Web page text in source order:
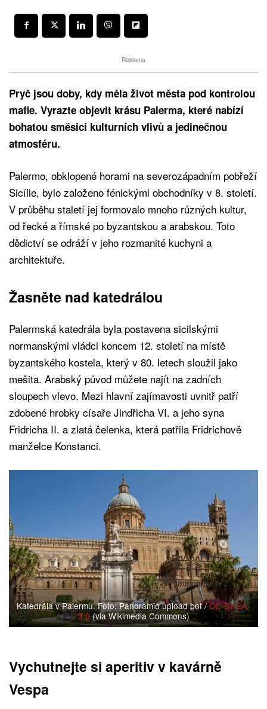
Reklama
Pryč jsou doby, kdy měla život města pod kontrolou
mafie. Vyrazte objevit krásu Palerma, které nabízí
bohatou směsici kulturních vlivů a jedinečnou
atmosféru.
Palermo, obklopené horami na severozápadním pobřeží
Sicílie, bylo založeno fénickými obchodníky v 8. století.
V průběhu staletí jej formovalo mnoho různých kultur,
od řecké a římské po byzantskou a arabskou. Toto
dědictví se odráží v jeho rozmanité kuchyni a
architektuře.
Žasněte nad katedrálou
Palermská katedrála byla postavena sicilskými
normanskými vládci koncem 12. století na místě
byzantského kostela, který v 80. letech sloužil jako
mešita. Arabský původ můžete najít na zadních
sloupech vlevo. Mezi hlavní zajímavosti uvnitř patří
zdobené hrobky císaře Jindřicha VI. a jeho syna
Fridricha II. a zlatá čelenka, která patřila Fridrichově
manželce Konstanci.
Katedrála v Palermu. Foto: Panoramio upload bot /CC-BY-SA-
3.0(via Wikimedia Commons)
Vychutnejte si aperitiv v kavárně
Vespa